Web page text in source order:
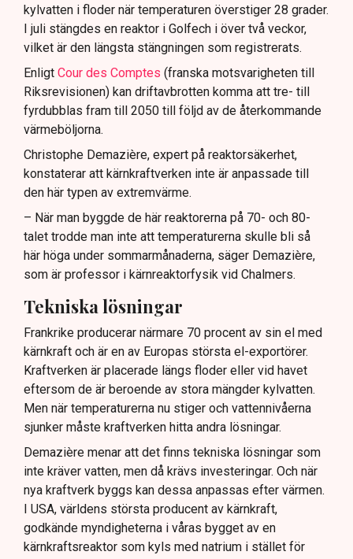
kylvatten i floder när temperaturen överstiger 28 grader.
I juli stängdes en reaktor i Golfech i över två veckor,
vilket är den längsta stängningen som registrerats.
Enligt Cour des Comptes (franska motsvarigheten till
Riksrevisionen) kan driftavbrotten komma att tre- till
fyrdubblas fram till 2050 till följd av de återkommande
värmeböljorna.
Christophe Demazière, expert på reaktorsäkerhet,
konstaterar att kärnkraftverken inte är anpassade till
den här typen av extremvärme.
– När man byggde de här reaktorerna på 70- och 80-
talet trodde man inte att temperaturerna skulle bli så
här höga under sommarmånaderna, säger Demazière,
som är professor i kärnreaktorfysik vid Chalmers.
Tekniska lösningar
Frankrike producerar närmare 70 procent av sin el med
kärnkraft och är en av Europas största el-exportörer.
Kraftverken är placerade längs floder eller vid havet
eftersom de är beroende av stora mängder kylvatten.
Men när temperaturerna nu stiger och vattennivåerna
sjunker måste kraftverken hitta andra lösningar.
Demazière menar att det finns tekniska lösningar som
inte kräver vatten, men då krävs investeringar. Och när
nya kraftverk byggs kan dessa anpassas efter värmen.
I USA, världens största producent av kärnkraft,
godkände myndigheterna i våras bygget av en
kärnkraftsreaktor som kyls med natrium i stället för